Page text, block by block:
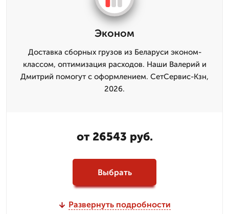
Эконом
Доставка сборных грузов из Беларуси эконом-
классом, оптимизация расходов. Наши Валерий и
Дмитpий помогут с оформлением. СетСервис-Кзн,
2026.
от 26543 руб.
Выбрать
Развернуть подробности